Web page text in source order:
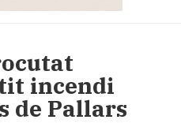
incendi
de Pallars